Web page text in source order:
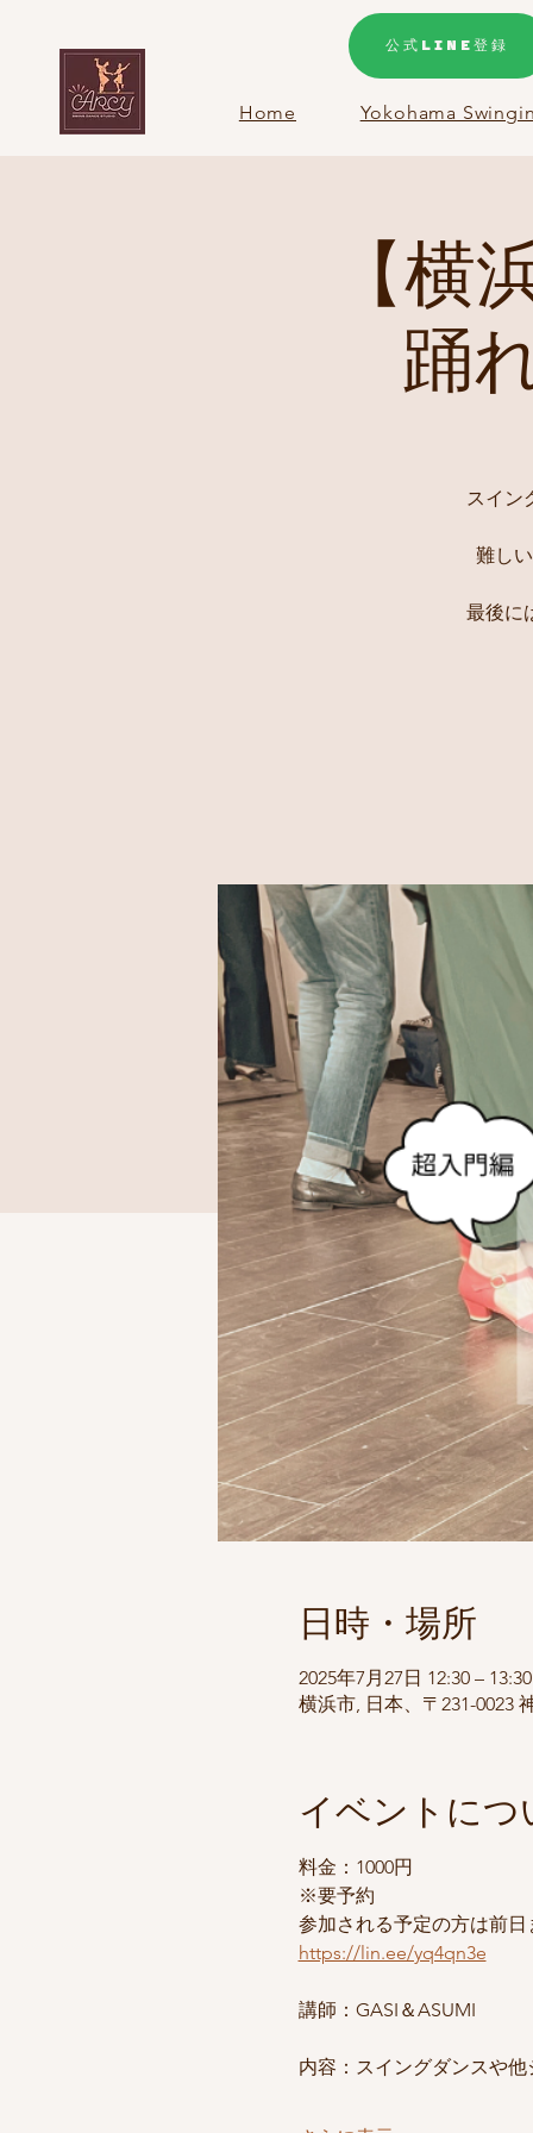
公式LINE登録
Home Yokohama
【横
踊
スイン
難し
最後に
日時・場所
2025年7月27日 12:30 – 13:30
横浜市, 日本、〒231-0023
イベントにつ
料金：1000円
※要予約
参加される予定の方は前日
https://lin.ee/yq4qn3e
講師：GASI＆ASUMI
内容：スイングダンスや